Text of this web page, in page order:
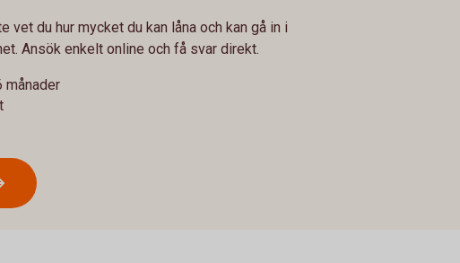
vet du hur mycket du kan låna och kan gå in i
Ansök enkelt online och få svar direkt.